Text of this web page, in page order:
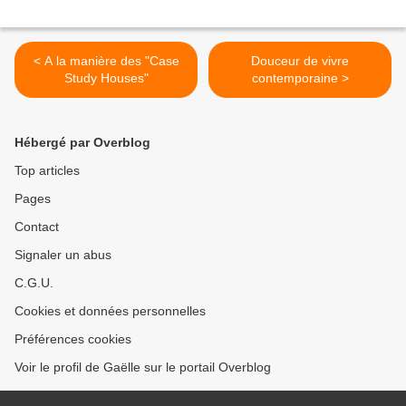
< A la manière des "Case
Study Houses"
Douceur de vivre
contemporaine >
Hébergé par Overblog
Top articles
Pages
Contact
Signaler un abus
C.G.U.
Cookies et données personnelles
Préférences cookies
Voir le profil de Gaëlle sur le portail Overblog